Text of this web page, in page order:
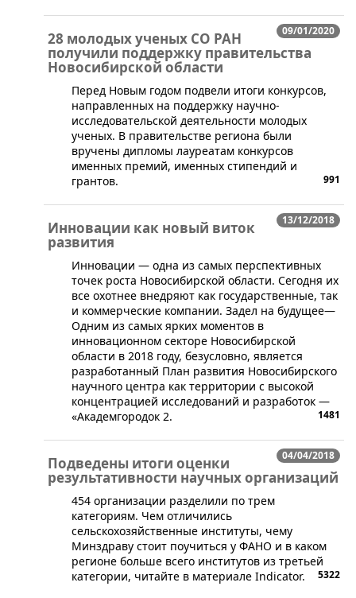
09/01/2020
28 молодых ученых СО РАН
получили поддержку правительства
Новосибирской области
​​Перед Новым годом подвели итоги конкурсов,
направленных на поддержку научно-
исследовательской деятельности молодых
ученых. В правительстве региона были
вручены дипломы лауреатам конкурсов
именных премий, именных стипендий и
грантов.
991
13/12/2018
Инновации как новый виток
развития
​Инновации — одна из самых перспективных
точек роста Новосибирской области. Сегодня их
все охотнее внедряют как государственные, так
и коммерческие компании. Задел на будущее—
Одним из самых ярких моментов в
инновационном секторе Новосибирской
области в 2018 году, безусловно, является
разработанный План развития Новосибирского
научного центра как территории с высокой
концентрацией исследований и разработок —
«Академгородок 2.
1481
04/04/2018
Подведены итоги оценки
результативности научных организаций
454 организации разделили по трем
категориям. Чем отличились
сельскохозяйственные институты, чему
Минздраву стоит поучиться у ФАНО и в каком
регионе больше всего институтов из третьей
категории, читайте в материале Indicator.
5322